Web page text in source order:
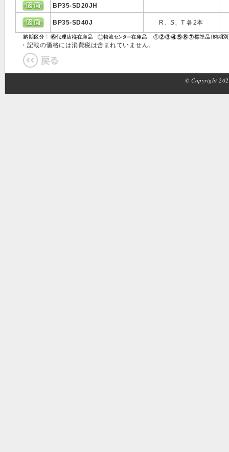
BP35-SD20JH
BP35-SD40J R、S、T 各2本
・記載の価格には消費税は含まれていません。
© Copyright